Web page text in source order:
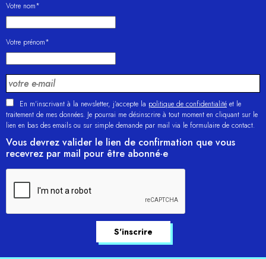
Votre nom*
Votre prénom*
En m'inscrivant à la newsletter, j’accepte la politique de confidentialité et le
traitement de mes données. Je pourrai me désinscrire à tout moment en cliquant sur le
lien en bas des emails ou sur simple demande par mail via le formulaire de contact.
Vous devrez valider le lien de confirmation que vous
recevrez par mail pour être abonné·e